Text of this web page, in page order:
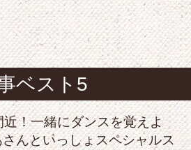
ベスト5
！一緒にダンスを覚えよ
んといっしょスペシャルス